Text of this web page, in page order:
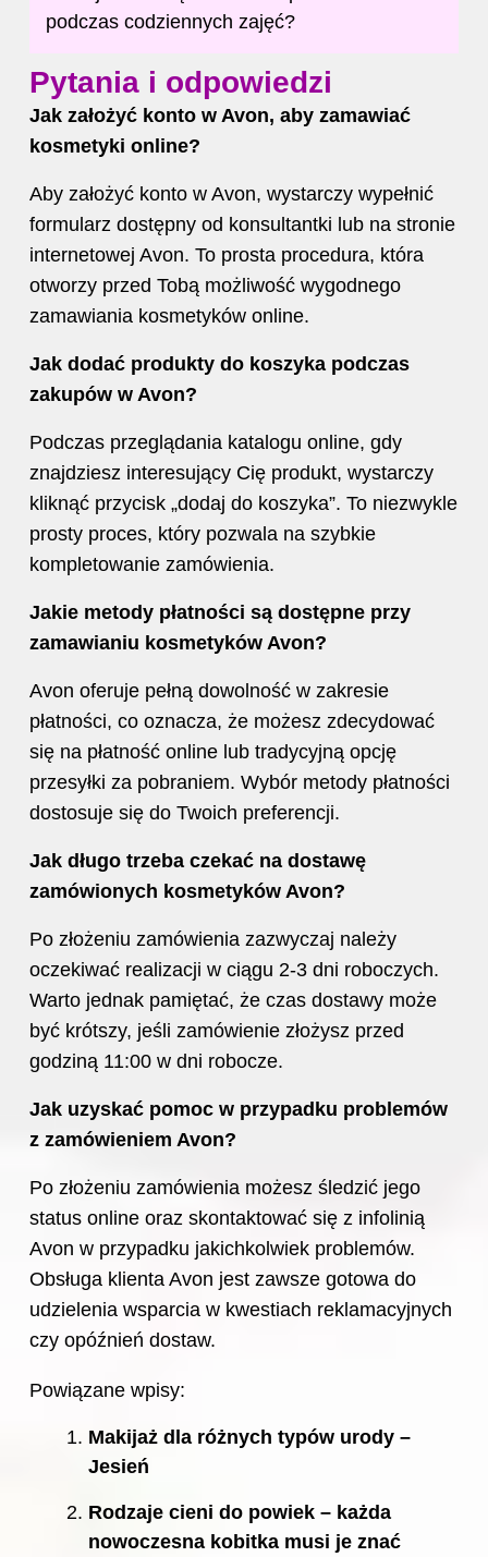
podczas codziennych zajęć?
Pytania i odpowiedzi
Jak założyć konto w Avon, aby zamawiać
kosmetyki online?
Aby założyć konto w Avon, wystarczy wypełnić
formularz dostępny od konsultantki lub na stronie
internetowej Avon. To prosta procedura, która
otworzy przed Tobą możliwość wygodnego
zamawiania kosmetyków online.
Jak dodać produkty do koszyka podczas
zakupów w Avon?
Podczas przeglądania katalogu online, gdy
znajdziesz interesujący Cię produkt, wystarczy
kliknąć przycisk „dodaj do koszyka”. To niezwykle
prosty proces, który pozwala na szybkie
kompletowanie zamówienia.
Jakie metody płatności są dostępne przy
zamawianiu kosmetyków Avon?
Avon oferuje pełną dowolność w zakresie
płatności, co oznacza, że możesz zdecydować
się na płatność online lub tradycyjną opcję
przesyłki za pobraniem. Wybór metody płatności
dostosuje się do Twoich preferencji.
Jak długo trzeba czekać na dostawę
zamówionych kosmetyków Avon?
Po złożeniu zamówienia zazwyczaj należy
oczekiwać realizacji w ciągu 2-3 dni roboczych.
Warto jednak pamiętać, że czas dostawy może
być krótszy, jeśli zamówienie złożysz przed
godziną 11:00 w dni robocze.
Jak uzyskać pomoc w przypadku problemów
z zamówieniem Avon?
Po złożeniu zamówienia możesz śledzić jego
status online oraz skontaktować się z infolinią
Avon w przypadku jakichkolwiek problemów.
Obsługa klienta Avon jest zawsze gotowa do
udzielenia wsparcia w kwestiach reklamacyjnych
czy opóźnień dostaw.
Powiązane wpisy:
Makijaż dla różnych typów urody –
Jesień
Rodzaje cieni do powiek – każda
nowoczesna kobitka musi je znać